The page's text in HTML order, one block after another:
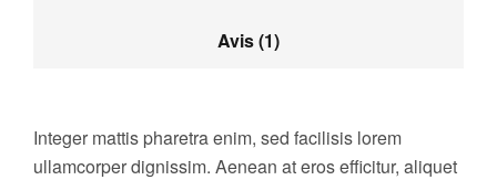
Avis (1)
Integer mattis pharetra enim, sed facilisis lorem
ullamcorper dignissim. Aenean at eros efficitur, aliquet